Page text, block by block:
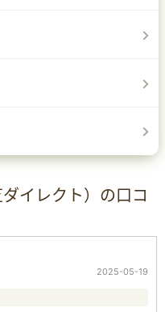
イレクト）の口コ
2025-05-19